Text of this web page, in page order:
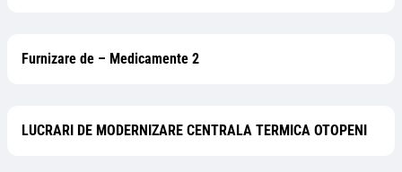
Furnizare de – Medicamente 2
LUCRARI DE MODERNIZARE CENTRALA TERMICA OTOPENI